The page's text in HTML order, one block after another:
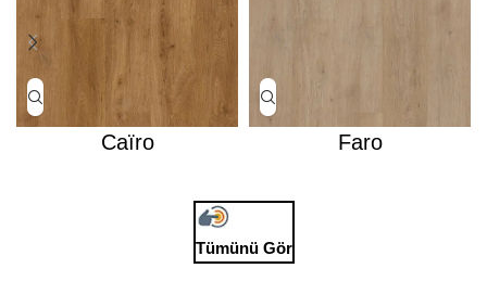
Caïro Faro
Tümünü Gör